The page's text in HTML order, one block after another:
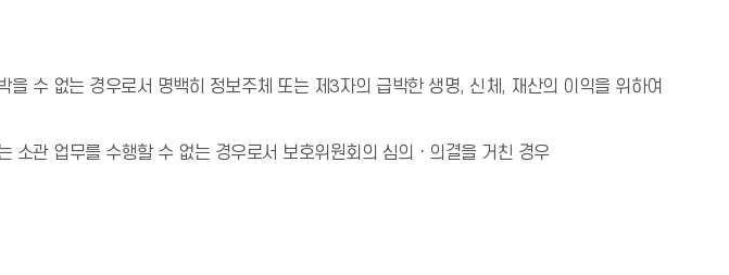
수 없는 경우로서 명백히 정보주체 또는 제3자의 급박한 생명, 신체, 재산의 이익을 위하여
소관 업무를 수행할 수 없는 경우로서 보호위원회의 심의ㆍ의결을 거친 경우